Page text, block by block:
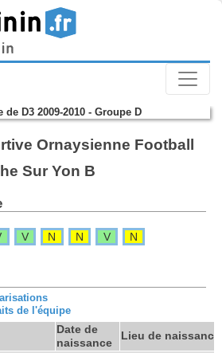
D3 2009-2010 - Groupe D
Ornaysienne Football
Sur Yon B
V N N V N
de l'équipe
Date de
naissance
Lieu de naissance